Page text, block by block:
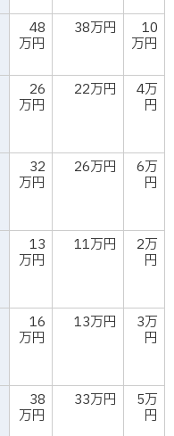
48
万円
38万円 10
万円
26
万円
22万円 4万
円
32
万円
26万円 6万
円
13
万円
11万円 2万
円
16
万円
13万円 3万
円
38
万円
33万円 5万
円